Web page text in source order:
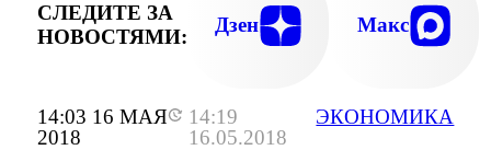
14:03 16 МАЯ
2018
14:19
16.05.2018
ЭКОНОМИКА
СЛЕДИТЕ ЗА
НОВОСТЯМИ:
Дзен Макс